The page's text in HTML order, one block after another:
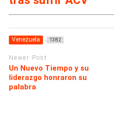
Venezuela 1382
Newer Post
Un Nuevo Tiempo y su
liderazgo honraron su
palabra